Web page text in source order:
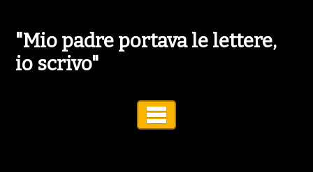
"Mio padre portava le lettere,
io scrivo"